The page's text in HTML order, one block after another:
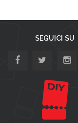
SEGUICI SU